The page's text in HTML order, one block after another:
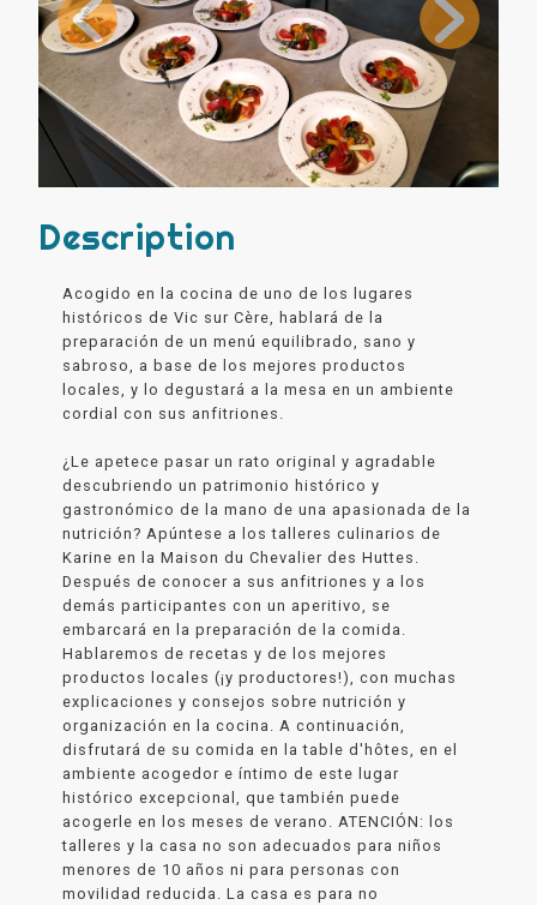
Description
Acogido en la cocina de uno de los lugares
históricos de Vic sur Cère, hablará de la
preparación de un menú equilibrado, sano y
sabroso, a base de los mejores productos
locales, y lo degustará a la mesa en un ambiente
cordial con sus anfitriones.
¿Le apetece pasar un rato original y agradable
descubriendo un patrimonio histórico y
gastronómico de la mano de una apasionada de la
nutrición? Apúntese a los talleres culinarios de
Karine en la Maison du Chevalier des Huttes.
Después de conocer a sus anfitriones y a los
demás participantes con un aperitivo, se
embarcará en la preparación de la comida.
Hablaremos de recetas y de los mejores
productos locales (¡y productores!), con muchas
explicaciones y consejos sobre nutrición y
organización en la cocina. A continuación,
disfrutará de su comida en la table d'hôtes, en el
ambiente acogedor e íntimo de este lugar
histórico excepcional, que también puede
acogerle en los meses de verano. ATENCIÓN: los
talleres y la casa no son adecuados para niños
menores de 10 años ni para personas con
movilidad reducida. La casa es para no